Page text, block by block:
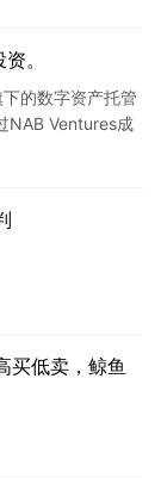
。
的数字资产托管
NAB Ventures成
买低卖，鲸鱼